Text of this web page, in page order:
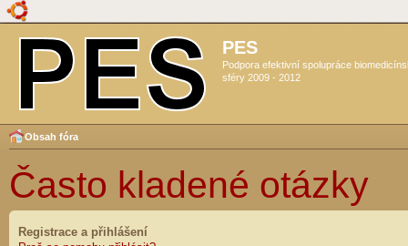
PES
Podpora efektivní spolupráce
sféry 2009 - 2012
Obsah fóra
Často kladené otázky
Registrace a přihlášení